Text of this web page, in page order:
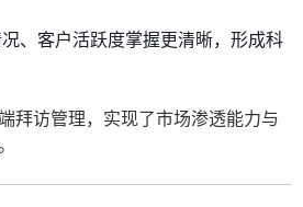
、客户活跃度掌握更清晰，形成科
拜访管理，实现了市场渗透能力与